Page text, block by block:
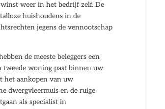
weer in het bedrijf zelf. De
huishoudens in de
jegens de vennootschap
de meeste beleggers een
tweede woning past binnen uw
het aankopen van uw
dwergvleermuis en de ruige
als specialist in